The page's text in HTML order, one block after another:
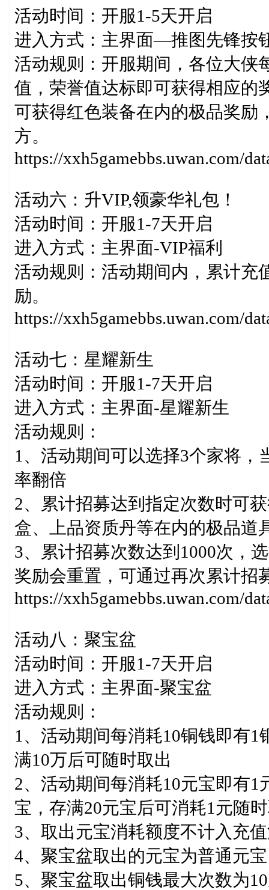
活动时间：开服1-5天开启
进入方式：主界面—推图先锋按
活动规则：开服期间，各位大侠
值，荣誉值达标即可获得相应的
可获得红色装备在内的极品奖励
方。
https://xxh5gamebbs.uwan.com/
活动六：升VIP,领豪华礼包！
活动时间：开服1-7天开启
进入方式：主界面-VIP福利
活动规则：活动期间内，累计充
励。
https://xxh5gamebbs.uwan.com/
活动七：星耀新生
活动时间：开服1-7天开启
进入方式：主界面-星耀新生
活动规则：
1、活动期间可以选择3个家将
率翻倍
2、累计招募达到指定次数时可
盒、上品资质丹等在内的极品道
3、累计招募次数达到1000次，
奖励会重置，可通过再次累计招
https://xxh5gamebbs.uwan.com/
活动八：聚宝盆
活动时间：开服1-7天开启
进入方式：主界面-聚宝盆
活动规则：
1、活动期间每消耗10铜钱即有
满10万后可随时取出
2、活动期间每消耗10元宝即有
宝，存满20元宝后可消耗1元随
3、取出元宝消耗额度不计入充
4、聚宝盆取出的元宝为普通元
5、聚宝盆取出铜钱最大次数为